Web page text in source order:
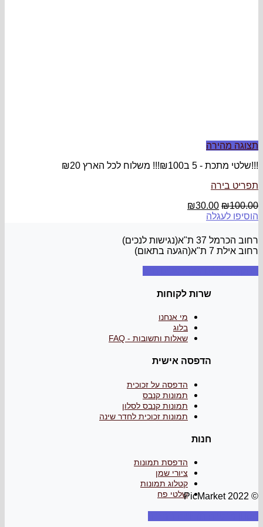
₪
שאלות ותשובות - FAQ
הדפסה על זכוכית
תמונות קנבס לסלון
תמונות זכוכית לחדר שינה
הדפסת תמונות
שלטי פח